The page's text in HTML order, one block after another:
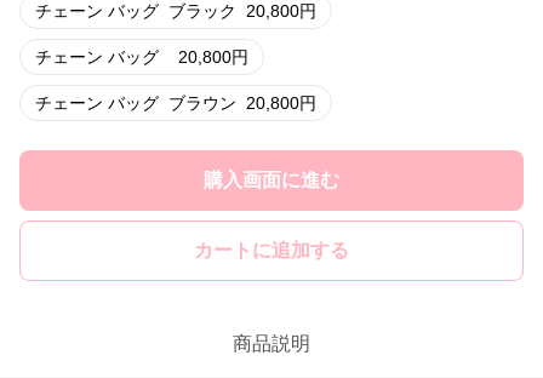
チェーン バッグ ブラック 20,800円
チェーン バッグ 20,800円
チェーン バッグ ブラウン 20,800円
購入画面に進む
カートに追加する
商品説明